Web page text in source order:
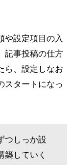
や設定項目の入
記事投稿の仕方
ら、設定しなお
スタートになっ
つしっか設
築していく